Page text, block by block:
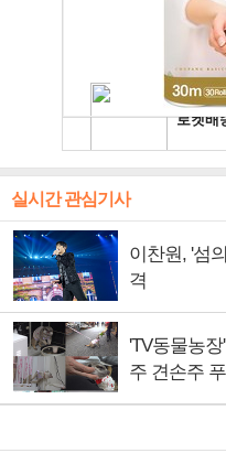
실시간 관심기사
이찬원, '섬
격
'TV동물농
주 견손주